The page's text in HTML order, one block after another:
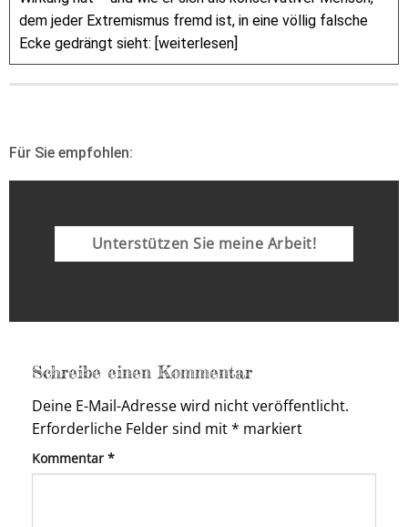
dem jeder Extremismus fremd ist, in eine völlig falsche
Ecke gedrängt sieht: [weiterlesen]
Für Sie empfohlen:
Unterstützen Sie meine Arbeit!
Schreibe einen Kommentar
Deine E-Mail-Adresse wird nicht veröffentlicht.
Erforderliche Felder sind mit* markiert
Kommentar *